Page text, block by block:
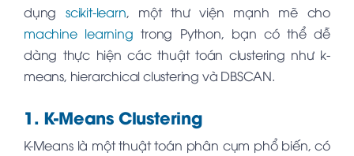
dụng scikit-learn, một thư viện mạnh mẽ cho
machine learning trong Python, bạn có thể dễ
dàng thực hiện các thuật toán clustering như k-
means, hierarchical clustering và DBSCAN.
1. K-Means Clustering
K-Means là một thuật toán phân cụm phổ biến, có